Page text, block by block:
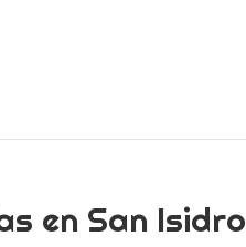
en San Isidro